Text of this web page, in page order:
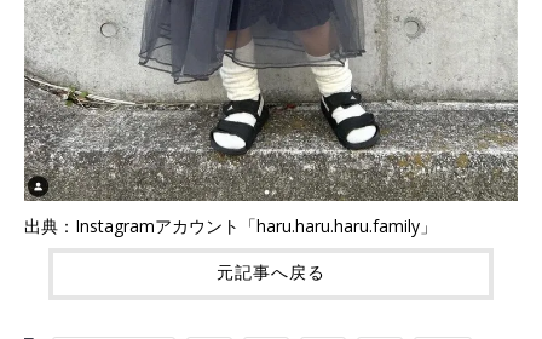
出典：Instagramアカウント「haru.haru.haru.family」
元記事へ戻る